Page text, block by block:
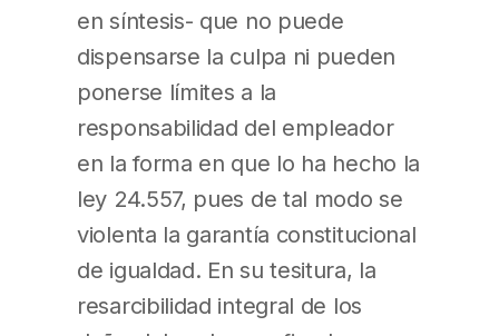
en síntesis- que no puede
dispensarse la culpa ni pueden
ponerse límites a la
responsabilidad del empleador
en la forma en que lo ha hecho la
ley 24.557, pues de tal modo se
violenta la garantía constitucional
de igualdad. En su tesitura, la
resarcibilidad integral de los